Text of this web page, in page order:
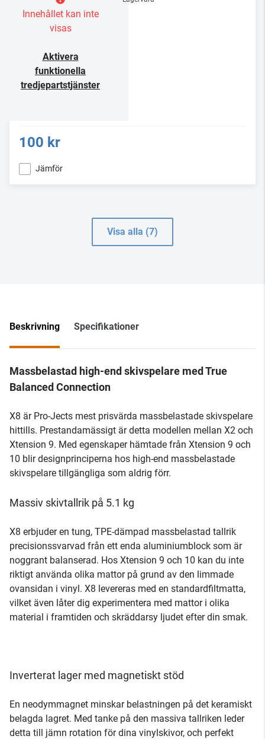
Innehållet kan inte
visas
Aktivera
funktionella
tredjepartstjänster
100 kr
Jämför
Visa alla (7)
Beskrivning Specifikationer
Massbelastad high-end skivspelare med True
Balanced Connection
X8 är Pro-Jects mest prisvärda massbelastade skivspelare
hittills. Prestandamässigt är detta modellen mellan X2 och
Xtension 9. Med egenskaper hämtade från Xtension 9 och
10 blir designprinciperna hos high-end massbelastade
skivspelare tillgängliga som aldrig förr.
Massiv skivtallrik på 5.1 kg
X8 erbjuder en tung, TPE-dämpad massbelastad tallrik
precisionssvarvad från ett enda aluminiumblock som är
noggrant balanserad. Hos Xtension 9 och 10 kan du inte
riktigt använda olika mattor på grund av den limmade
ovansidan i vinyl. X8 levereras med en standardfiltmatta,
vilket även låter dig experimentera med mattor i olika
material i framtiden och skräddarsy ljudet efter din smak.
Inverterat lager med magnetiskt stöd
En neodymmagnet minskar belastningen på det keramiskt
belagda lagret. Med tanke på den massiva tallriken leder
detta till jämn rotation för dina vinylskivor, och perfekt